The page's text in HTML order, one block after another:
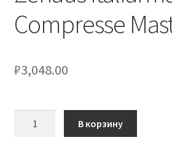
Compresse
₽3,048.00
В корзину